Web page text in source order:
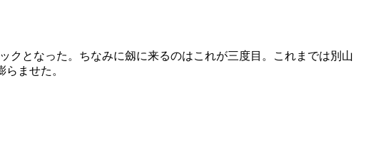
となった。ちなみに劔に来るのはこれが三度目。これまでは別山
ませた。